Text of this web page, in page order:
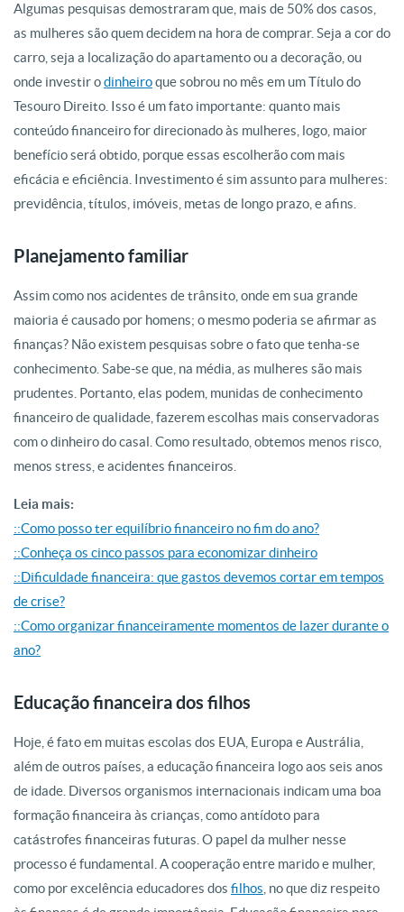
Algumas pesquisas demostraram que, mais de 50% dos casos,
as mulheres são quem decidem na hora de comprar. Seja a cor do
carro, seja a localização do apartamento ou a decoração, ou
onde investir odinheiroque sobrou no mês em um Título do
Tesouro Direito. Isso é um fato importante: quanto mais
conteúdo financeiro for direcionado às mulheres, logo, maior
benefício será obtido, porque essas escolherão com mais
eficácia e eficiência. Investimento é sim assunto para mulheres:
previdência, títulos, imóveis, metas de longo prazo, e afins.
Planejamento familiar
Assim como nos acidentes de trânsito, onde em sua grande
maioria é causado por homens; o mesmo poderia se afirmar as
finanças? Não existem pesquisas sobre o fato que tenha-se
conhecimento. Sabe-se que, na média, as mulheres são mais
prudentes. Portanto, elas podem, munidas de conhecimento
financeiro de qualidade, fazerem escolhas mais conservadoras
com o dinheiro do casal. Como resultado, obtemos menos risco,
menos stress, e acidentes financeiros.
Leia mais:
::Como posso ter equilíbrio financeiro no fim do ano?
::Conheça os cinco passos para economizar dinheiro
::Dificuldade financeira: que gastos devemos cortar em tempos
de crise?
::Como organizar financeiramente momentos de lazer durante o
ano?
Educação financeira dos filhos
Hoje, é fato em muitas escolas dos EUA, Europa e Austrália,
além de outros países, a educação financeira logo aos seis anos
de idade. Diversos organismos internacionais indicam uma boa
formação financeira às crianças, como antídoto para
catástrofes financeiras futuras. O papel da mulher nesse
processo é fundamental. A cooperação entre marido e mulher,
como por excelência educadores dos filhos , no que diz respeito